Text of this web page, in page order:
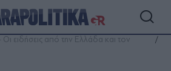
Οι ειδήσεις από την Ελλάδα και τον